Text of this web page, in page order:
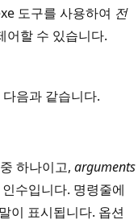
도구를 사용하여 전
어할 수 있습니다.
음과 같습니다.
하나이고, arguments
수입니다. 명령줄에
이 표시됩니다. 옵션